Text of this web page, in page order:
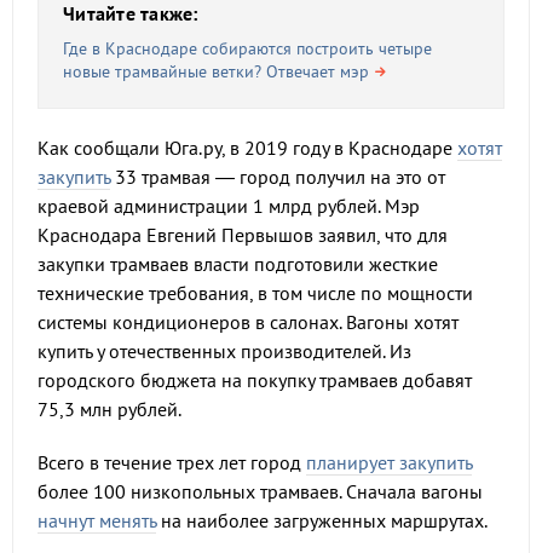
Читайте также:
Где в Краснодаре собираются построить четыре
новые трамвайные ветки? Отвечает мэр
Как сообщали Юга.ру, в 2019 году в Краснодаре хотят
закупить33 трамвая — город получил на это от
краевой администрации 1 млрд рублей. Мэр
Краснодара Евгений Первышов заявил, что для
закупки трамваев власти подготовили жесткие
технические требования, в том числе по мощности
системы кондиционеров в салонах. Вагоны хотят
купить у отечественных производителей. Из
городского бюджета на покупку трамваев добавят
75,3 млн рублей.
Всего в течение трех лет город планирует закупить
более 100 низкопольных трамваев. Сначала вагоны
начнут менятьна наиболее загруженных маршрутах.